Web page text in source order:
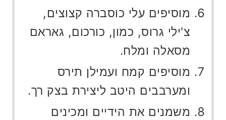
מוסיפים עלי כוסברה קצוצים,
צ'ילי גרוס, כמון, כורכום, גאראם
מסאלה ומלח.
מוסיפים קמח ועמילן תירס
ומערבבים היטב ליצירת בצק רך.
משמנים את הידיים ומכינים